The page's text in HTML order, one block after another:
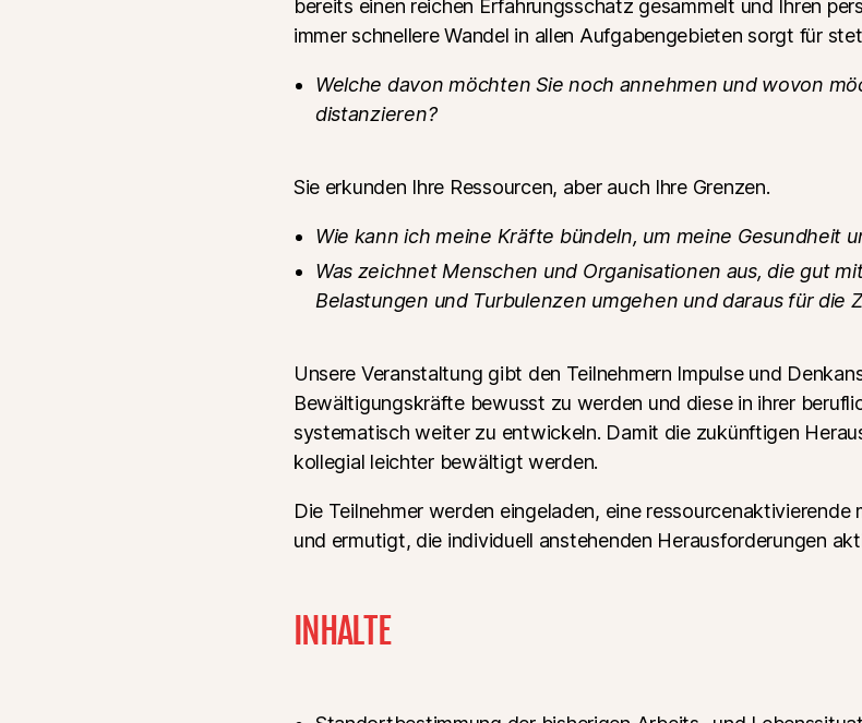
bereits einen reichen Erfahrungsschatz gesammelt und Ihren
immer schnellere Wandel in allen Aufgabengebieten sorgt für
Welche davon möchten Sie noch annehmen und wovon
distanzieren?
Sie erkunden Ihre Ressourcen, aber auch Ihre Grenzen.
Wie kann ich meine Kräfte bündeln, um meine Gesundheit
Was zeichnet Menschen und Organisationen aus, die gut
Belastungen und Turbulenzen umgehen und daraus für die
Unsere Veranstaltung gibt den Teilnehmern Impulse und
Bewältigungskräfte bewusst zu werden und diese in ihrer
systematisch weiter zu entwickeln. Damit die zukünftigen
kollegial leichter bewältigt werden.
Die Teilnehmer werden eingeladen, eine
und ermutigt, die individuell anstehenden Herausforderungen
INHALTE